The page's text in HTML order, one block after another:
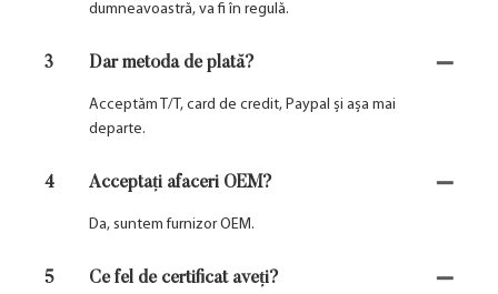
dumneavoastră, va fi în regulă.
3 Dar metoda de plată?
Acceptăm T/T, card de credit, Paypal și așa mai
departe.
4 Acceptați afaceri OEM?
Da, suntem furnizor OEM.
5 Ce fel de certificat aveți?